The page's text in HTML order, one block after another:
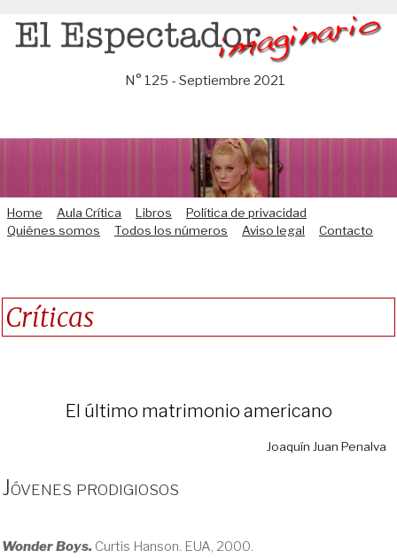
Saltar
N° 125 - Septiembre 2021
Home Aula Crítica Libros
Política de privacidad
Quiénes somos
Todos los números Aviso legal Contacto
Críticas
El último matrimonio americano
Joaquín Juan Penalva
Jóvenes prodigiosos
Wonder Boys. Curtis Hanson. EUA, 2000.